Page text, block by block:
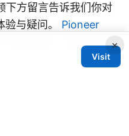
下方留言告诉我们你对
与疑问。 Pioneer
使用教程：完整指南
×
Visit